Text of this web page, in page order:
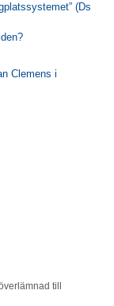
(Ds
Clemens i
till